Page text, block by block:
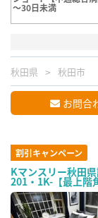
～30日未満
秋田県 秋田市
お問合
割引キャンペーン
Kマンスリー秋田
201・1K-【最上階